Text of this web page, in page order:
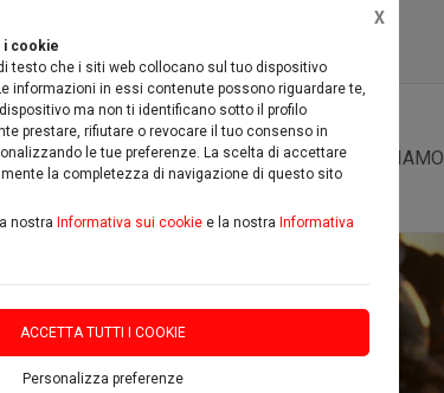
i cookie
testo che i siti web collocano sul tuo dispositivo
informazioni in essi contenute possono riguardare te,
ma non ti identificano sotto il profilo
prestare, rifiutare o revocare il tuo consenso in
le tue preferenze. La scelta di accettare
la completezza di navigazione di questo sito
nostra Informativa sui cookie e la nostra Informativa
ACCETTA TUTTI I COOKIE
Personalizza preferenze
X
PROMOZIONI DOVE SIAMO CHI SIAMO